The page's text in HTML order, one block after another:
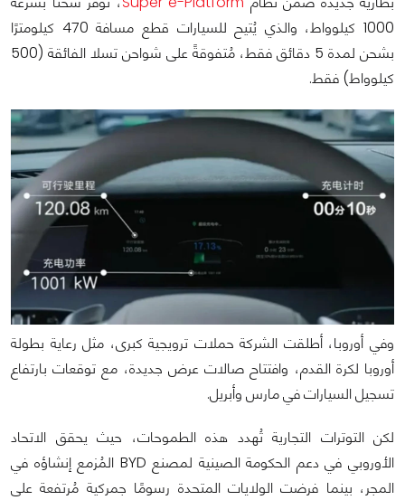
1000 كيلوواط، والذي يُتيح للسيارات قطع مسافة 470 كيلومترًا
بشحن لمدة 5 دقائق فقط، مُتفوقةً على شواحن تسلا الفائقة (500
كيلوواط) فقط.
وفي أوروبا، أطلقت الشركة حملات ترويجية كبرى، مثل رعاية بطولة
أوروبا لكرة القدم، وافتتاح صالات عرض جديدة، مع توقعات بارتفاع
تسجيل السيارات في مارس وأبريل.
لكن التوترات التجارية تُهدد هذه الطموحات، حيث يحقق الاتحاد
الأوروبي في دعم الحكومة الصينية لمصنع BYD المُزمع إنشاؤه في
المجر، بينما فرضت الولايات المتحدة رسومًا جمركية مُرتفعة على